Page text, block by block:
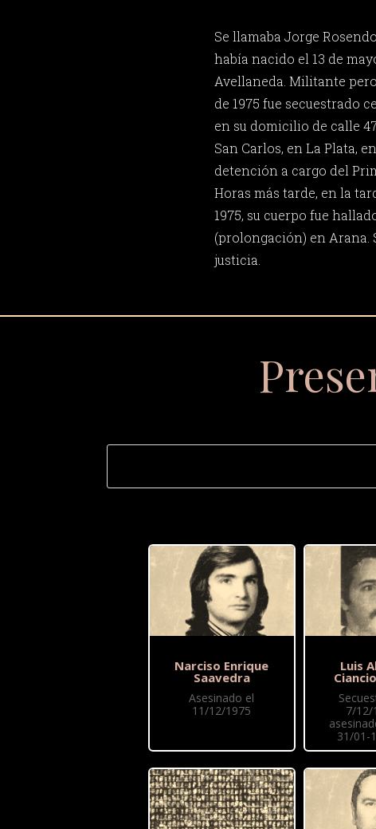
Se llamaba Jorge
había nacido el 13 de
Avellaneda. Militante
de 1975 fue secuestrado
en su domicilio de calle
San Carlos, en La Plata,
detención a cargo del
Horas más tarde, en la
1975, su cuerpo fue
(prolongación) en Arana.
justicia.
Narciso Enrique
Saavedra
Asesinado el
11/12/1975
Luis
7/12/
31/01-